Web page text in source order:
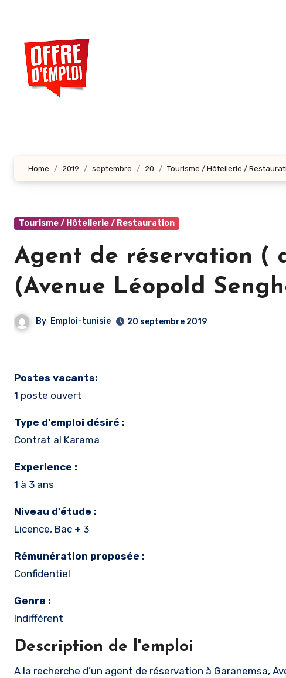
contenu
principal
Home 2019 septembre 20 Tourisme / Hôtellerie /
Tourisme / Hôtellerie / Restauration
Agent de réservation (
(Avenue Léopold
By Emploi-tunisie 20 septembre 2019
Postes vacants:
1 poste ouvert
Type d'emploi désiré :
Contrat al Karama
Experience :
1 à 3 ans
Niveau d'étude :
Licence, Bac + 3
Rémunération proposée :
Confidentiel
Genre :
Indifférent
Description de l'emploi
A la recherche d’un agent de réservation à Garanemsa,